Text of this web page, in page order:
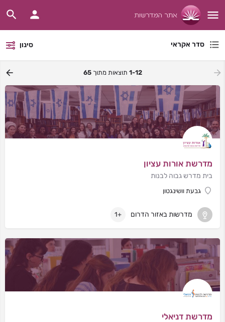
סדר אקראי סינון
1-12 תוצאות מתוך65
מדרשת אורות עציון
בית מדרש גבוה לבנות
גבעת וושינגטון
מדרשות באזור הדרום +1
מדרשת דניאלי